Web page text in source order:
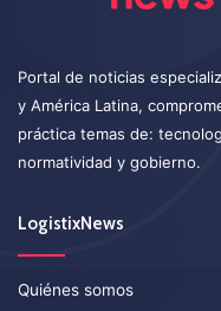
Portal de noticias
y América Latina,
práctica temas de:
normatividad y gobierno.
LogistixNews
Quiénes somos